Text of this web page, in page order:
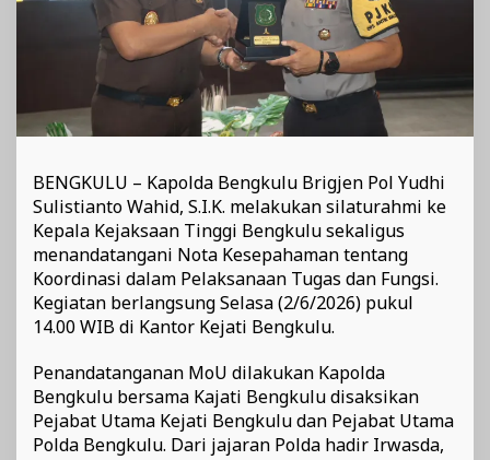
BENGKULU – Kapolda Bengkulu Brigjen Pol Yudhi
Sulistianto Wahid, S.I.K. melakukan silaturahmi ke
Kepala Kejaksaan Tinggi Bengkulu sekaligus
menandatangani Nota Kesepahaman tentang
Koordinasi dalam Pelaksanaan Tugas dan Fungsi.
Kegiatan berlangsung Selasa (2/6/2026) pukul
14.00 WIB di Kantor Kejati Bengkulu.
Penandatanganan MoU dilakukan Kapolda
Bengkulu bersama Kajati Bengkulu disaksikan
Pejabat Utama Kejati Bengkulu dan Pejabat Utama
Polda Bengkulu. Dari jajaran Polda hadir Irwasda,